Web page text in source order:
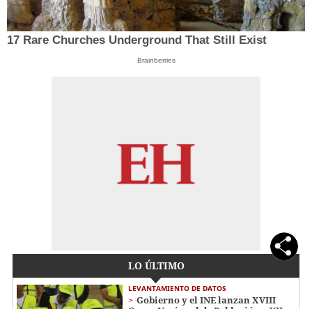
17 Rare Churches Underground That Still Exist
Brainberries
LO ÚLTIMO
LEVANTAMIENTO DE DATOS
Gobierno y el INE lanzan XVIII